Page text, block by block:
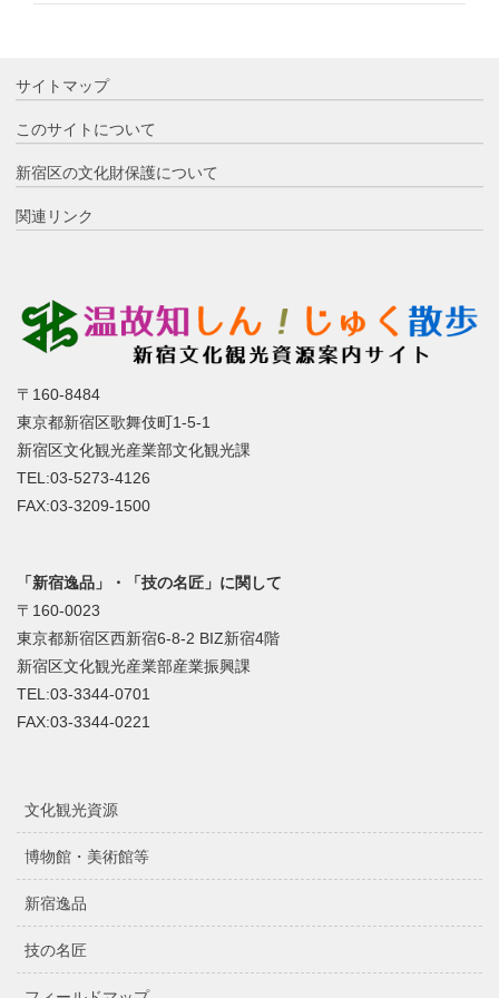
サイトマップ
このサイトについて
新宿区の文化財保護について
関連リンク
〒160-8484
東京都新宿区歌舞伎町1-5-1
新宿区文化観光産業部文化観光課
TEL:03-5273-4126
FAX:03-3209-1500
「新宿逸品」・「技の名匠」に関して
〒160-0023
東京都新宿区西新宿6-8-2 BIZ新宿4階
新宿区文化観光産業部産業振興課
TEL:03-3344-0701
FAX:03-3344-0221
文化観光資源
博物館・美術館等
新宿逸品
技の名匠